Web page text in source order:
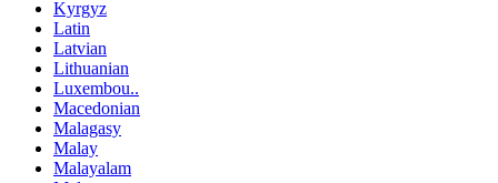
Kyrgyz
Latin
Latvian
Lithuanian
Luxembou..
Macedonian
Malagasy
Malay
Malayalam